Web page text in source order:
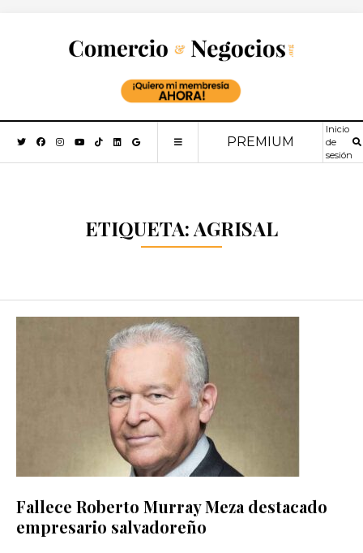
PREMIUM
Inicio
de
sesión
ETIQUETA:AGRISAL
Fallece Roberto Murray Meza destacado
empresario salvadoreño